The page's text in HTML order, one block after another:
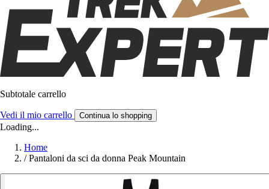
Subtotale carrello
Vedi il mio carrello Continua lo shopping
Loading...
Home
/ Pantaloni da sci da donna Peak Mountain